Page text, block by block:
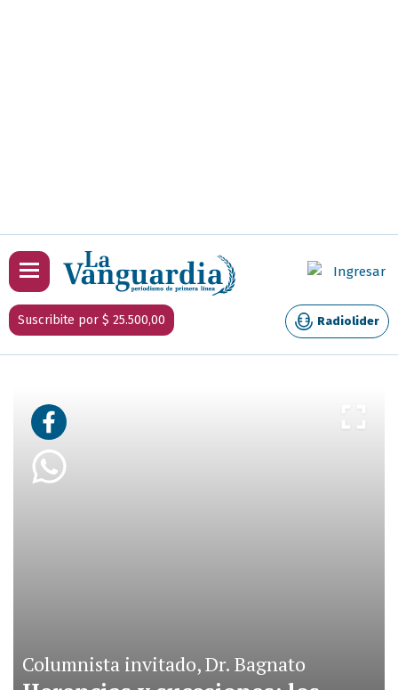
Ingresar
Suscribite por $ 25.500,00 Radiolider
Columnista invitado, Dr. Bagnato